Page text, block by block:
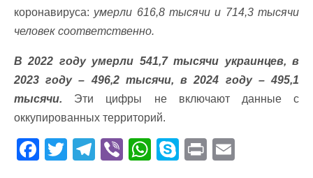
коронавируса: умерли 616,8 тысячи и 714,3 тысячи
человек соответственно.
В 2022 году умерли 541,7 тысячи украинцев, в
2023 году – 496,2 тысячи, в 2024 году – 495,1
тысячи. Эти цифры не включают данные с
оккупированных территорий.
F T T Vi W S
k
Pr